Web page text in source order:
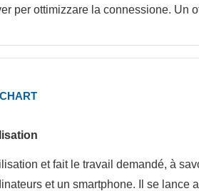
per ottimizzare la connessione. Un
et fait le travail demandé, à
et un smartphone. Il se